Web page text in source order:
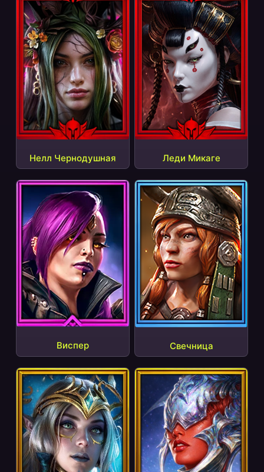
Нелл Чернодушная Леди Микаге
Виспер Свечница